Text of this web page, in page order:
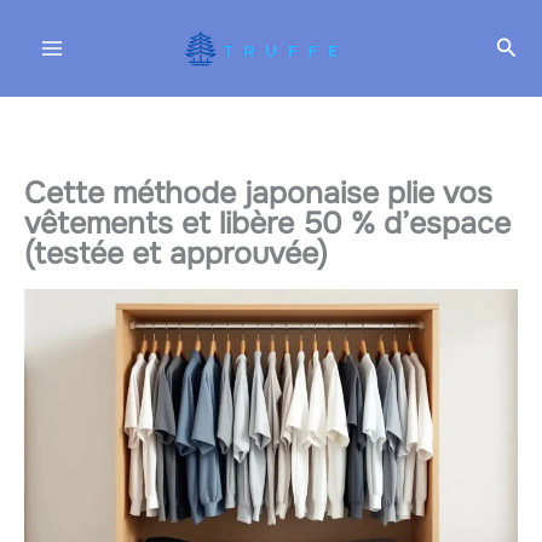
Cette méthode japonaise plie vos
vêtements et libère 50 % d’espace
(testée et approuvée)